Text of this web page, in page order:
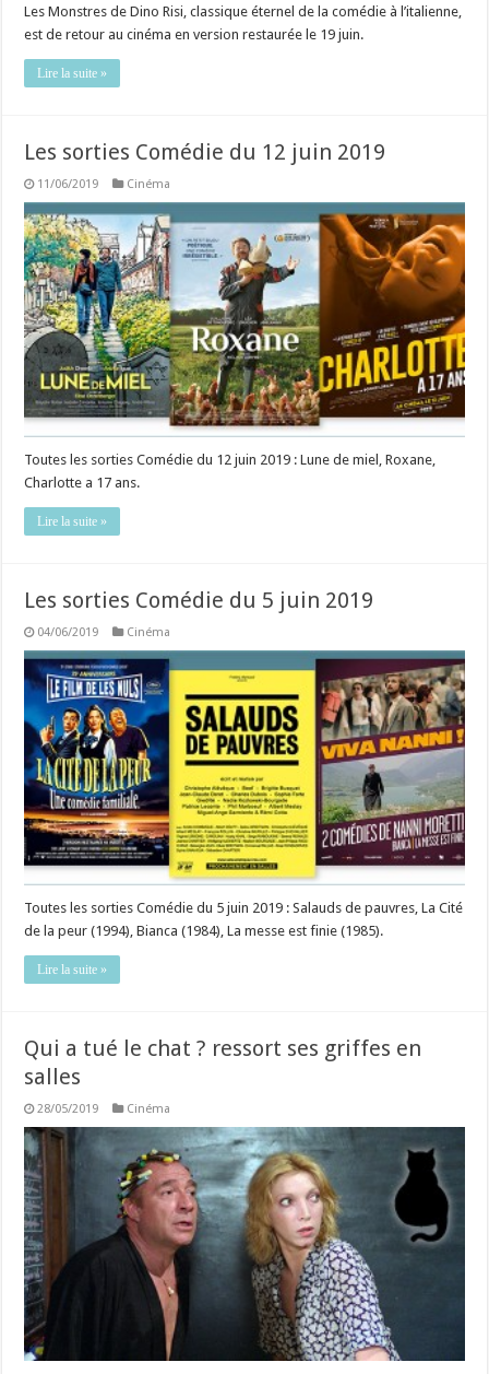
Les Monstres de Dino Risi, classique éternel de la comédie à l’italienne,
est de retour au cinéma en version restaurée le 19 juin.
Lire la suite »
Les sorties Comédie du 12 juin 2019
11/06/2019 Cinéma
Toutes les sorties Comédie du 12 juin 2019 : Lune de miel, Roxane,
Charlotte a 17 ans.
Lire la suite »
Les sorties Comédie du 5 juin 2019
04/06/2019 Cinéma
Toutes les sorties Comédie du 5 juin 2019 : Salauds de pauvres, La Cité
de la peur (1994), Bianca (1984), La messe est finie (1985).
Lire la suite »
Qui a tué le chat ? ressort ses griffes en
salles
28/05/2019 Cinéma